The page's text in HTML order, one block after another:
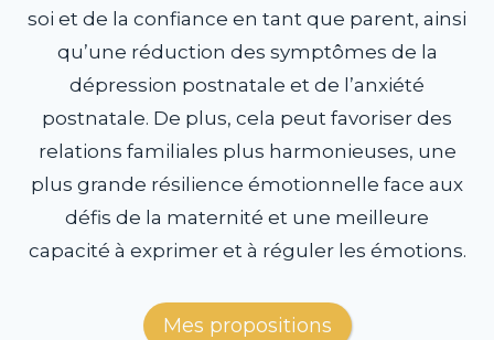
soi et de la confiance en tant que parent, ainsi
qu’une réduction des symptômes de la
dépression postnatale et de l’anxiété
postnatale. De plus, cela peut favoriser des
relations familiales plus harmonieuses, une
plus grande résilience émotionnelle face aux
défis de la maternité et une meilleure
capacité à exprimer et à réguler les émotions.
Mes propositions